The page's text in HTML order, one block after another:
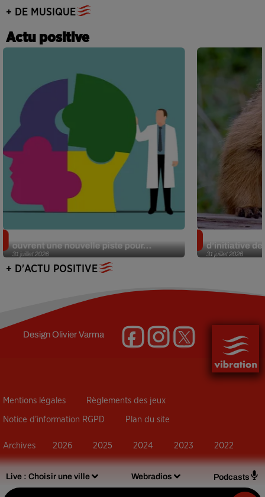
Live : Choisir une ville Webradios Podcasts
+ DE MUSIQUE
Actu positive
31 juillet 2026
ouvrent une nouvelle piste pour...
31 juillet 2026
d’initiative
+ D'ACTU POSITIVE
DesignOlivier Varma
Mentions légales Règlements des jeux
Notice d’information RGPD Plan du site
Archives 2026 2025 2024 2023 2022